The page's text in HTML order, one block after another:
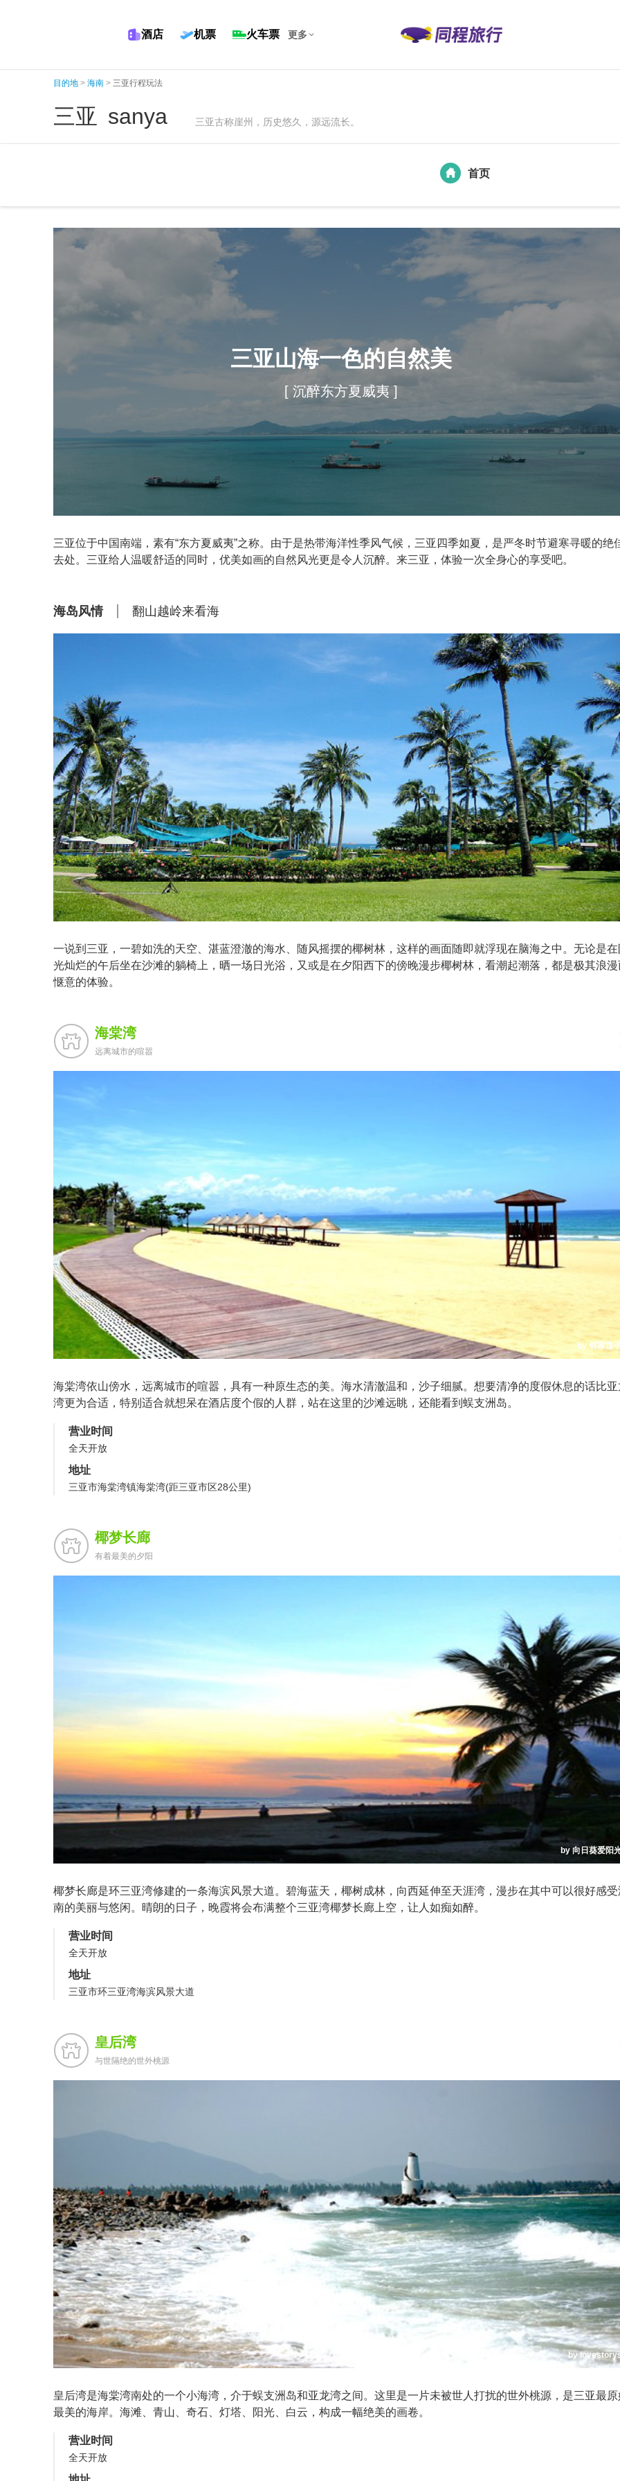
酒店 机票 火车票 更多
目的地 > 海南 > 三亚行程玩法
三亚 sanya 三亚古称崖州，历史悠久，源远流长。
首页
三亚位于中国南端，素有“东方夏威夷”之称。由于是热带海洋性季风气候，三亚四季如夏，是严冬时节避寒寻暖的绝
去处。三亚给人温暖舒适的同时，优美如画的自然风光更是令人沉醉。来三亚，体验一次全身心的享受吧。
三亚山海一色的自然美
[ 沉醉东方夏威夷 ]
海岛风情 翻山越岭来看海
一说到三亚，一碧如洗的天空、湛蓝澄澈的海水、随风摇摆的椰树林，这样的画面随即就浮现在脑海之中。无论是在
光灿烂的午后坐在沙滩的躺椅上，晒一场日光浴，又或是在夕阳西下的傍晚漫步椰树林，看潮起潮落，都是极其浪漫
惬意的体验。
海棠湾
远离城市的喧嚣
by 邻家莲
海棠湾依山傍水，远离城市的喧嚣，具有一种原生态的美。海水清澈温和，沙子细腻。想要清净的度假休息的话比亚
湾更为合适，特别适合就想呆在酒店度个假的人群，站在这里的沙滩远眺，还能看到蜈支洲岛。
营业时间
全天开放
地址
三亚市海棠湾镇海棠湾(距三亚市区28公里)
椰梦长廊
有着最美的夕阳
by 向日葵爱阳
椰梦长廊是环三亚湾修建的一条海滨风景大道。碧海蓝天，椰树成林，向西延伸至天涯湾，漫步在其中可以很好感受
南的美丽与悠闲。晴朗的日子，晚霞将会布满整个三亚湾椰梦长廊上空，让人如痴如醉。
营业时间
全天开放
地址
三亚市环三亚湾海滨风景大道
皇后湾
与世隔绝的世外桃源
by
皇后湾是海棠湾南处的一个小海湾，介于蜈支洲岛和亚龙湾之间。这里是一片未被世人打扰的世外桃源，是三亚最原
最美的海岸。海滩、青山、奇石、灯塔、阳光、白云，构成一幅绝美的画卷。
营业时间
全天开放